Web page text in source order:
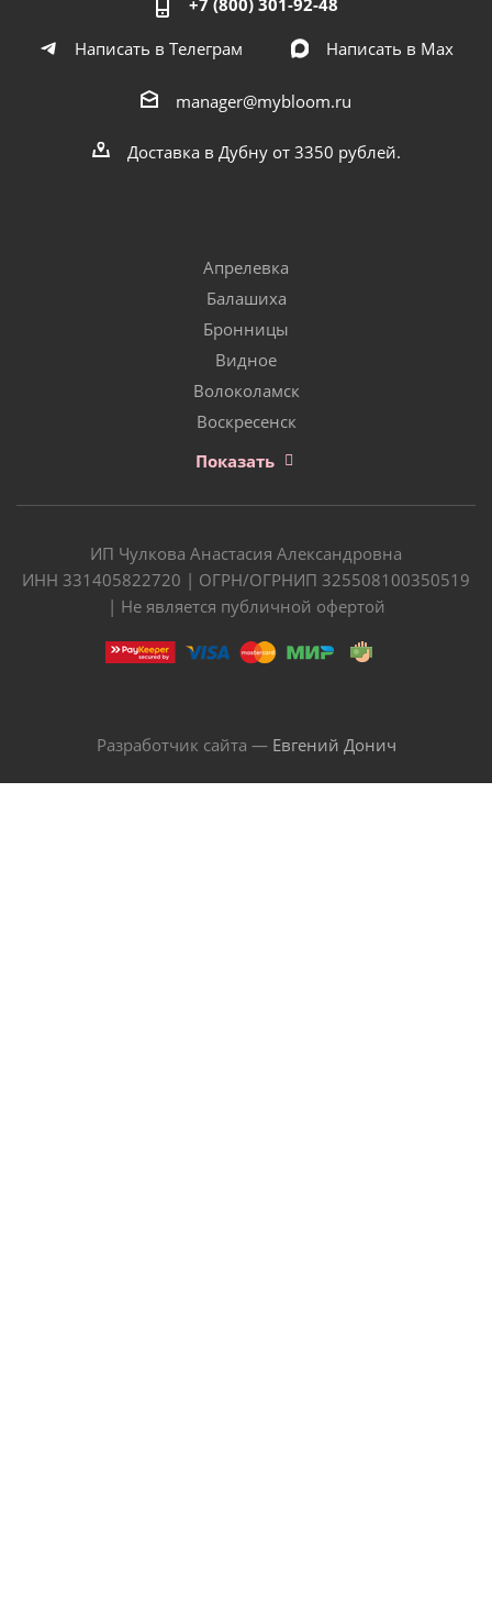
Написать в Телеграм
Написать в Мах
manager@mybloom.ru
Доставка в Дубну от 3350 рублей.
Апрелевка
Балашиха
Бронницы
Видное
Волоколамск
Воскресенск
Показать
ИП Чулкова Анастасия Александровна
ИНН 331405822720 | ОГРН/ОГРНИП 325508100350519
| Не является публичной офертой
Разработчик сайта — Евгений Донич